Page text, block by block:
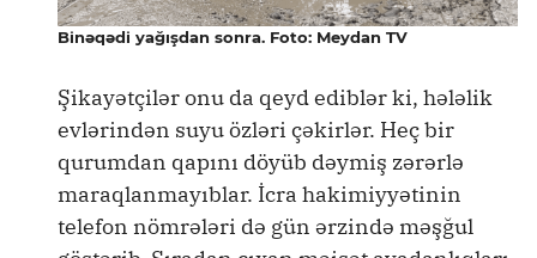
Binəqədi yağışdan sonra. Foto: Meydan TV
Şikayətçilər onu da qeyd ediblər ki, hələlik
evlərindən suyu özləri çəkirlər. Heç bir
qurumdan qapını döyüb dəymiş zərərlə
maraqlanmayıblar. İcra hakimiyyətinin
telefon nömrələri də gün ərzində məşğul